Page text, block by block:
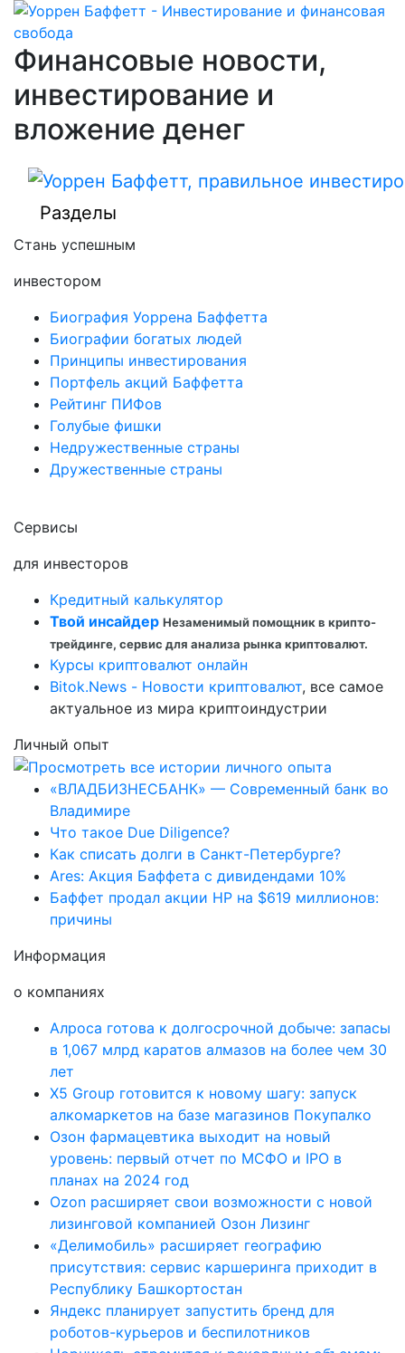
Финансовые новости,
инвестирование и
вложение денег
Разделы
Стань успешным
инвестором
Биография Уоррена Баффетта
Биографии богатых людей
Принципы инвестирования
Портфель акций Баффетта
Рейтинг ПИФов
Голубые фишки
Недружественные страны
Дружественные страны
Сервисы
для инвесторов
Кредитный калькулятор
Твой инсайдер Незаменимый помощник в крипто-
трейдинге, сервис для анализа рынка криптовалют.
Курсы криптовалют онлайн
Bitok.News - Новости криптовалют, все самое
актуальное из мира криптоиндустрии
Личный опыт
«ВЛАДБИЗНЕСБАНК» — Современный банк во
Владимире
Что такое Due Diligence?
Как списать долги в Санкт-Петербурге?
Ares: Акция Баффета с дивидендами 10%
Баффет продал акции HP на $619 миллионов:
причины
Информация
о компаниях
Алроса готова к долгосрочной добыче: запасы
в 1,067 млрд каратов алмазов на более чем 30
лет
X5 Group готовится к новому шагу: запуск
алкомаркетов на базе магазинов Покупалко
Озон фармацевтика выходит на новый
уровень: первый отчет по МСФО и IPO в
планах на 2024 год
Ozon расширяет свои возможности с новой
лизинговой компанией Озон Лизинг
«Делимобиль» расширяет географию
присутствия: сервис каршеринга приходит в
Республику Башкортостан
Яндекс планирует запустить бренд для
роботов-курьеров и беспилотников